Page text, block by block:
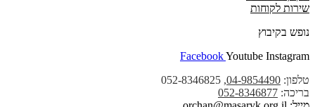
שירות לקוחות
נופש בקיבוץ
FacebookYoutube Instagram
טלפון: 04-9854490
, 052-8346825
בריכה: 052-8346877